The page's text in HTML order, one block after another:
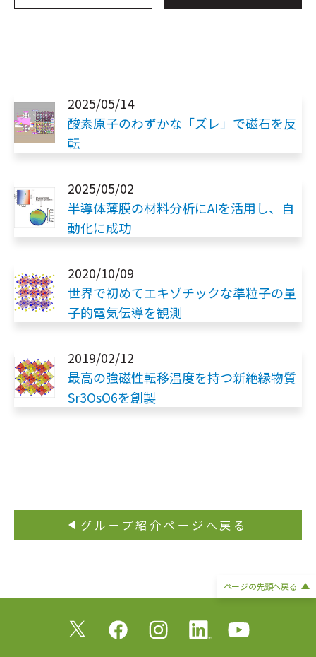
2025/05/14
酸素原子のわずかな「ズレ」で磁石を反
転
2025/05/02
半導体薄膜の材料分析にAIを活用し、自
動化に成功
2020/10/09
世界で初めてエキゾチックな準粒子の量
子的電気伝導を観測
2019/02/12
最高の強磁性転移温度を持つ新絶縁物質
Sr3OsO6を創製
グループ紹介ページへ戻る
ページの先頭へ戻る